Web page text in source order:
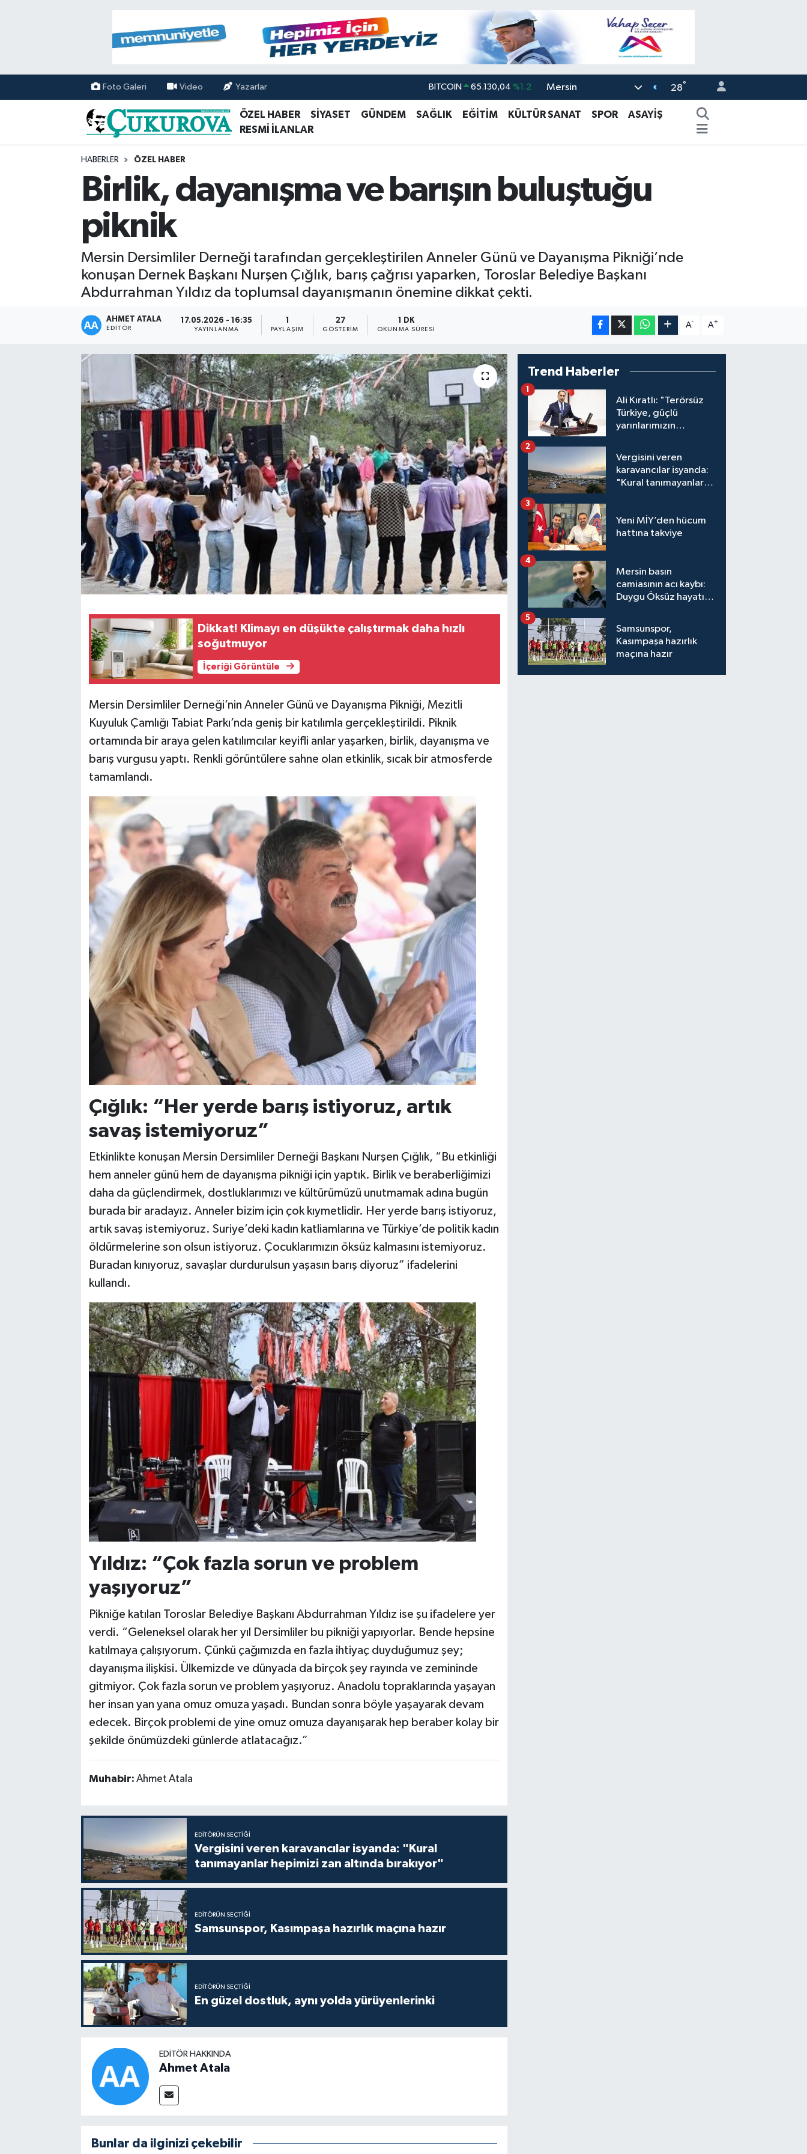
Foto Galeri Video Yazarlar DOLAR 47,7106 %0.17
EURO 55,1652 %0.27
BITCOIN 65.130,04 %1.2
Mersin 28°
ÖZEL HABER SİYASET GÜNDEM SAĞLIK EĞİTİM KÜLTÜR SANAT SPOR
ASAYİŞ
RESMİ İLANLAR
HABERLER ÖZEL HABER
Birlik, dayanışma ve barışın buluştuğu
piknik
Mersin Dersimliler Derneği tarafından gerçekleştirilen Anneler Günü ve Dayanışma Pikniği’nde
konuşan Dernek Başkanı Nurşen Çığlık, barış çağrısı yaparken, Toroslar Belediye Başkanı
Abdurrahman Yıldız da toplumsal dayanışmanın önemine dikkat çekti.
AHMET ATALA
EDITÖR
17.05.2026 - 16:35
YAYINLANMA PAYLAŞIM
27
GÖSTERIM
1 DK
OKUNMA SÜRESI
A- A+
Dikkat! Klimayı en düşükte çalıştırmak daha hızlı
soğutmuyor
İçeriği Görüntüle
Mersin Dersimliler Derneği’nin Anneler Günü ve Dayanışma Pikniği, Mezitli
Kuyuluk Çamlığı Tabiat Parkı’nda geniş bir katılımla gerçekleştirildi. Piknik
ortamında bir araya gelen katılımcılar keyifli anlar yaşarken, birlik, dayanışma ve
barış vurgusu yaptı. Renkli görüntülere sahne olan etkinlik, sıcak bir atmosferde
tamamlandı.
Çığlık: “Her yerde barış istiyoruz, artık
savaş istemiyoruz”
Etkinlikte konuşan Mersin Dersimliler Derneği Başkanı Nurşen Çığlık, “Bu etkinliği
hem anneler günü hem de dayanışma pikniği için yaptık. Birlik ve beraberliğimizi
daha da güçlendirmek, dostluklarımızı ve kültürümüzü unutmamak adına bugün
burada bir aradayız. Anneler bizim için çok kıymetlidir. Her yerde barış istiyoruz,
artık savaş istemiyoruz. Suriye’deki kadın katliamlarına ve Türkiye’de politik kadın
öldürmelerine son olsun istiyoruz. Çocuklarımızın öksüz kalmasını istemiyoruz.
Buradan kınıyoruz, savaşlar durdurulsun yaşasın barış diyoruz” ifadelerini
kullandı.
Yıldız: “Çok fazla sorun ve problem
yaşıyoruz”
Pikniğe katılan Toroslar Belediye Başkanı Abdurrahman Yıldız ise şu ifadelere yer
verdi. “Geleneksel olarak her yıl Dersimliler bu pikniği yapıyorlar. Bende hepsine
katılmaya çalışıyorum. Çünkü çağımızda en fazla ihtiyaç duyduğumuz şey;
dayanışma ilişkisi. Ülkemizde ve dünyada da birçok şey rayında ve zemininde
gitmiyor. Çok fazla sorun ve problem yaşıyoruz. Anadolu topraklarında yaşayan
her insan yan yana omuz omuza yaşadı. Bundan sonra böyle yaşayarak devam
edecek. Birçok problemi de yine omuz omuza dayanışarak hep beraber kolay bir
şekilde önümüzdeki günlerde atlatacağız.”
Muhabir: Ahmet Atala
EDITÖRÜN SEÇTIĞI
Vergisini veren karavancılar isyanda: "Kural
tanımayanlar hepimizi zan altında bırakıyor"
EDITÖRÜN SEÇTIĞI
Samsunspor, Kasımpaşa hazırlık maçına hazır
EDITÖRÜN SEÇTIĞI
En güzel dostluk, aynı yolda yürüyenlerinki
EDITÖR HAKKINDA
Ahmet Atala
Bunlar da ilginizi çekebilir
Trend Haberler
Ali Kıratlı: "Terörsüz
Türkiye, güçlü
yarınlarımızın
1
Vergisini veren
karavancılar isyanda:
"Kural tanımayanlar
2
Yeni MİY’den hücum
hattına takviye
3
Mersin basın
camiasının acı kaybı:
Duygu Öksüz hayatını
4
Samsunspor,
Kasımpaşa hazırlık
maçına hazır
5
Mersin Nöbetçi Eczaneler
Mersin Hava Durumu
Mersin Namaz Vakitleri
Mersin Trafik Yoğunluk Haritası
Tüm Manşetler
Son Dakika Haberleri
Haber Arşivi